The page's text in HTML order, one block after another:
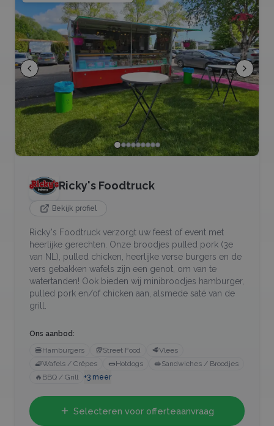
Ricky's Foodtruck
Bekijk profiel
Ricky's Foodtruck verzorgt uw feest of event met
heerlijke gerechten. Onze broodjes pulled pork (3e
van NL), pulled chicken, heerlijke verse burgers en de
vers gebakken wafels zijn een genot, om van te
watertanden! Ook bieden wij minibroodjes hamburger,
pulled pork en/of chicken aan, alsmede saté van de
grill.
Ons aanbod:
🍔Hamburgers 🥡Street Food 🥩Vlees
🧇Wafels / Crêpes 🌭Hotdogs 🥪Sandwiches / Broodjes
🔥 BBQ / Grill +3 meer
Selecteren voor offerteaanvraag